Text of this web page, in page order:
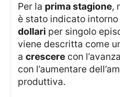
Per la prima stagione,
è stato indicato intorno
dollari per singolo
viene descritta come
acrescere con
con l’aumentare
produttiva.